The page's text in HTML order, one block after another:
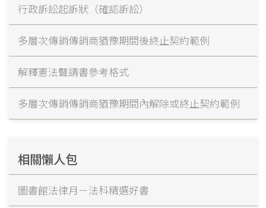
行政訴訟起訴狀（確認訴訟）
多層次傳銷傳銷商猶豫期間後終止契約範例
解釋憲法聲請書參考格式
多層次傳銷傳銷商猶豫期間內解除或終止契約範例
相關懶人包
圖書館法律月－法科精選好書